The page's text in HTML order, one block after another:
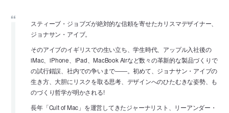
スティーブ・ジョブズが絶対的な信頼を寄せたカリスマデザイナー、
ジョナサン・アイブ。
そのアイブのイギリスでの生い立ち、学生時代、アップル入社後の
iMac、iPhone、iPad、MacBook Airなど数々の革新的な製品づくりで
の試行錯誤、社内での争いまで――。初めて、ジョナサン・アイブの
生き方、大胆にリスクを取る思考、デザインへのひたむきな姿勢、も
のづくり哲学が明かされる!
長年「Cult of Mac」を運営してきたジャーナリスト、リーアンダー・